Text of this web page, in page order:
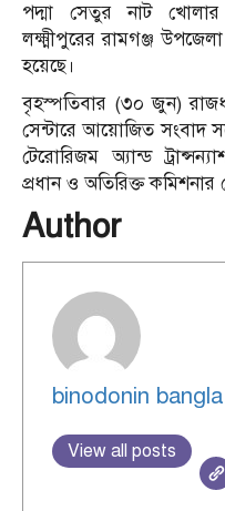
পদ্মা সেতুর নাট
লক্ষ্মীপুরের রামগঞ্জ
হয়েছে।
বৃহস্পতিবার (৩০ জুন)
সেন্টারে আয়োজিত সংবাদ
টেরোরিজম অ্যান্ড
প্রধান ও অতিরিক্ত
Author
binodonin bangla
View all posts